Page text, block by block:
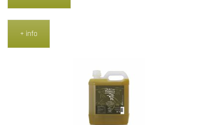
+ info